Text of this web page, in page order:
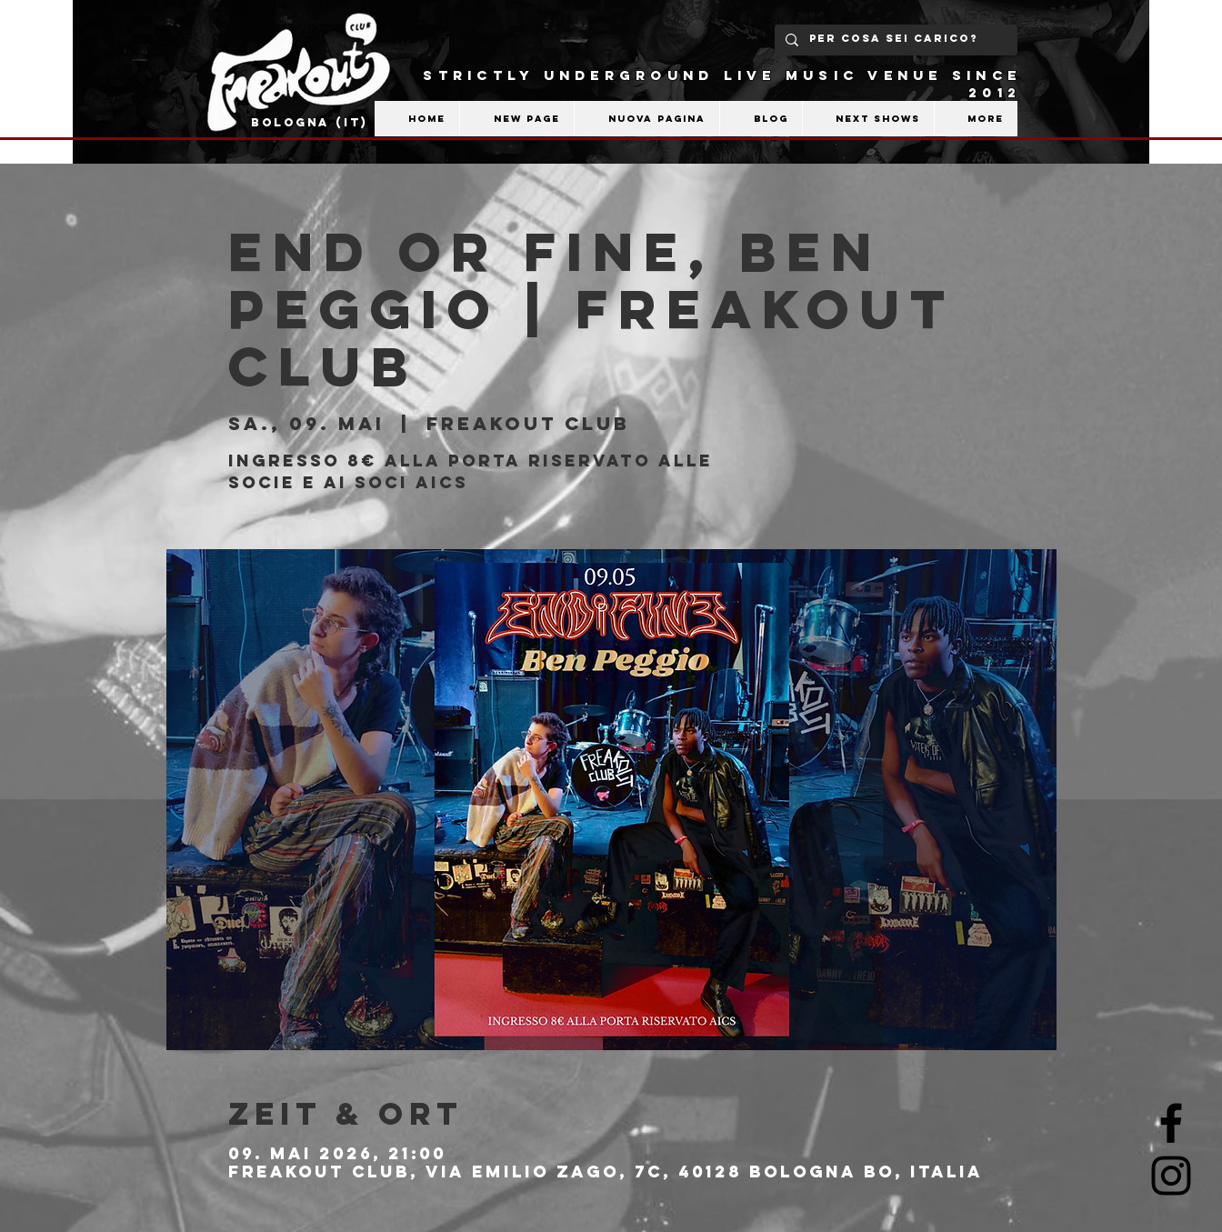
BOLOGNA (IT)
STRICTLY UNDERGROUND LIVE MUSIC VENUE SINCE
2012
Home New Page Nuova pagina Blog Next shows More
End Or Fine, Ben
Peggio | Freakout
Club
Sa., 09. Mai
  |
Freakout Club
Ingresso 8€ alla porta riservato alle
socie e ai soci AICS
Zeit & Ort
09. Mai 2026, 21:00
Freakout Club, Via Emilio Zago, 7c, 40128 Bologna BO, Italia